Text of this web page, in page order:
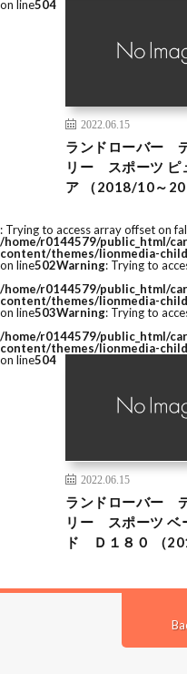
on line504
2022.06.15
ランドローバー
リー スポーツ ピ
ア （2018/10～
: Trying to access array offset on
/home/r0144579/public_html/
content/themes/lionmedia-
on line502Warning: Trying to
/home/r0144579/public_html/
content/themes/lionmedia-
on line503Warning: Trying to
/home/r0144579/public_html/
content/themes/lionmedia-
on line504
2022.06.15
ランドローバー
リー スポーツ ベ
ド Ｄ１８０ （